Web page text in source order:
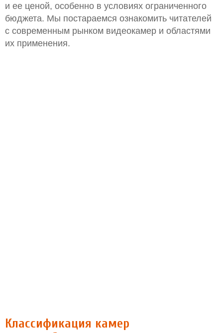
и ее ценой, особенно в условиях ограниченного
бюджета. Мы постараемся ознакомить читателей
с современным рынком видеокамер и областями
их применения.
Классификация камер